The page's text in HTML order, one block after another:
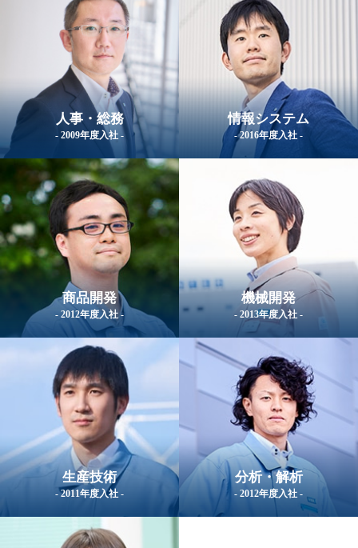
人事・総務
- 2009年度入社 -
情報システム
- 2016年度入社 -
商品開発
- 2012年度入社 -
機械開発
- 2013年度入社 -
生産技術
- 2011年度入社 -
分析・解析
- 2012年度入社 -